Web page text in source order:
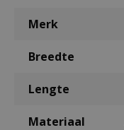
Merk
Breedte
Lengte
Materiaal